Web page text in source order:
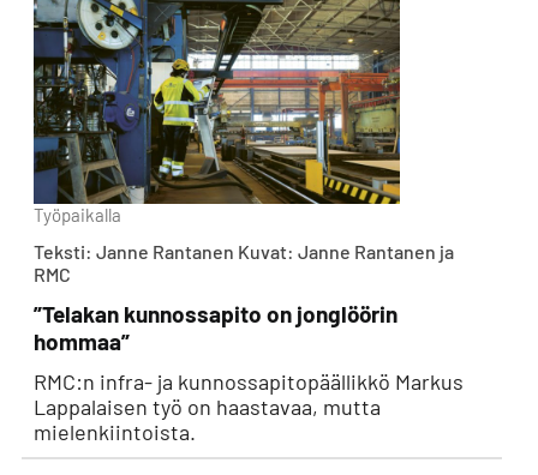
Työpaikalla
Teksti: Janne Rantanen Kuvat: Janne Rantanen ja
RMC
”Telakan kunnossapito on jonglöörin
hommaa”
RMC:n infra- ja kunnossapitopäällikkö Markus
Lappalaisen työ on haastavaa, mutta
mielenkiintoista.